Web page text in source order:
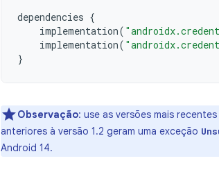
dependencies {
implementation(
implementation(
}
Observação: use as versões mais
anteriores à versão 1.2 geram uma exceção
Android 14.